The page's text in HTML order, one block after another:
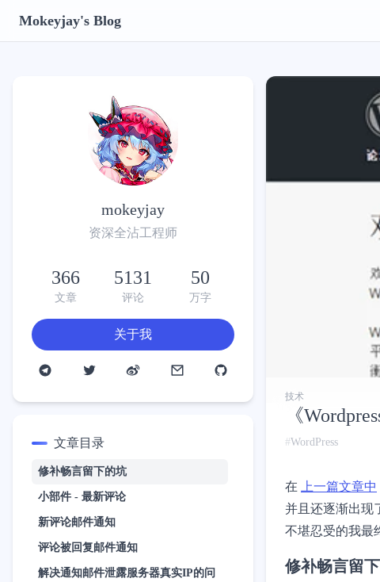
Mokeyjay's Blog
mokeyjay
资深全沾工程师
366
文章
5131
评论
50
万字
关于我
文章目录
修补畅言留下的坑
小部件 - 最新评论
新评论邮件通知
评论被回复邮件通知
解决通知邮件泄露服务器真实IP的问
技术
《
WordPress
在 上一篇文章中
并且还逐渐出现
不堪忍受的我最
修补畅言留